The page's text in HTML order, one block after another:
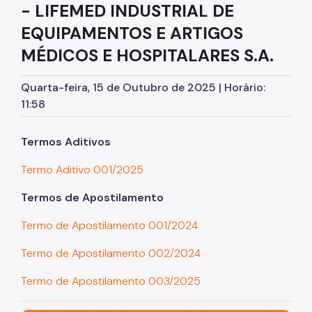
Assessoria de Planejamento – Asplan
Assessoria Parlamentar
Atenção Especializada
Atenção Integral às Pessoas em Situação de
(CNES)
Comitê de Ética em Pesquisa com Seres Humanos
Coordenadoria de Controle Interno
- LIFEMED INDUSTRIAL DE
EQUIPAMENTOS E ARTIGOS
MÉDICOS E HOSPITALARES S.A.
Quarta-feira, 15 de Outubro de 2025 | Horário:
11:58
Termos Aditivos
Termo Aditivo 001/2025
Termos de Apostilamento
Termo de Apostilamento 001/2024
Termo de Apostilamento 002/2024
Termo de Apostilamento 003/2025